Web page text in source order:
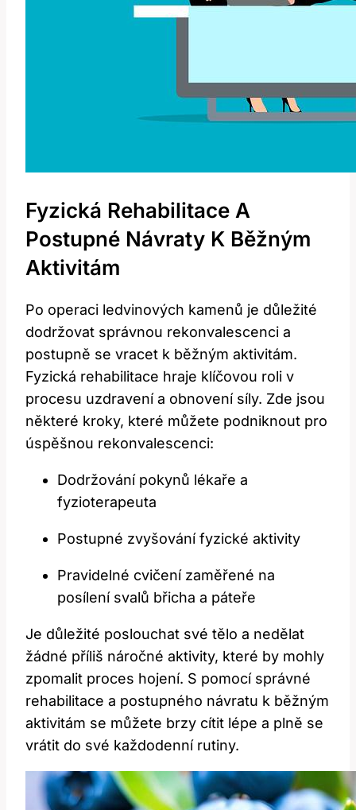
Fyzická Rehabilitace A
Postupné Návraty K Běžným
Aktivitám
Po operaci ledvinových kamenů je důležité
dodržovat správnou rekonvalescenci a
postupně se vracet k běžným aktivitám.
Fyzická rehabilitace hraje klíčovou roli v
procesu uzdravení a obnovení síly. Zde jsou
některé kroky, které můžete podniknout pro
úspěšnou rekonvalescenci:
Dodržování pokynů lékaře a
fyzioterapeuta
Postupné zvyšování fyzické aktivity
Pravidelné cvičení zaměřené na
posílení svalů břicha a páteře
Je důležité poslouchat své tělo a nedělat
žádné příliš náročné aktivity, které by mohly
zpomalit proces hojení. S pomocí správné
rehabilitace a postupného návratu k běžným
aktivitám se můžete brzy cítit lépe a plně se
vrátit do své každodenní rutiny.